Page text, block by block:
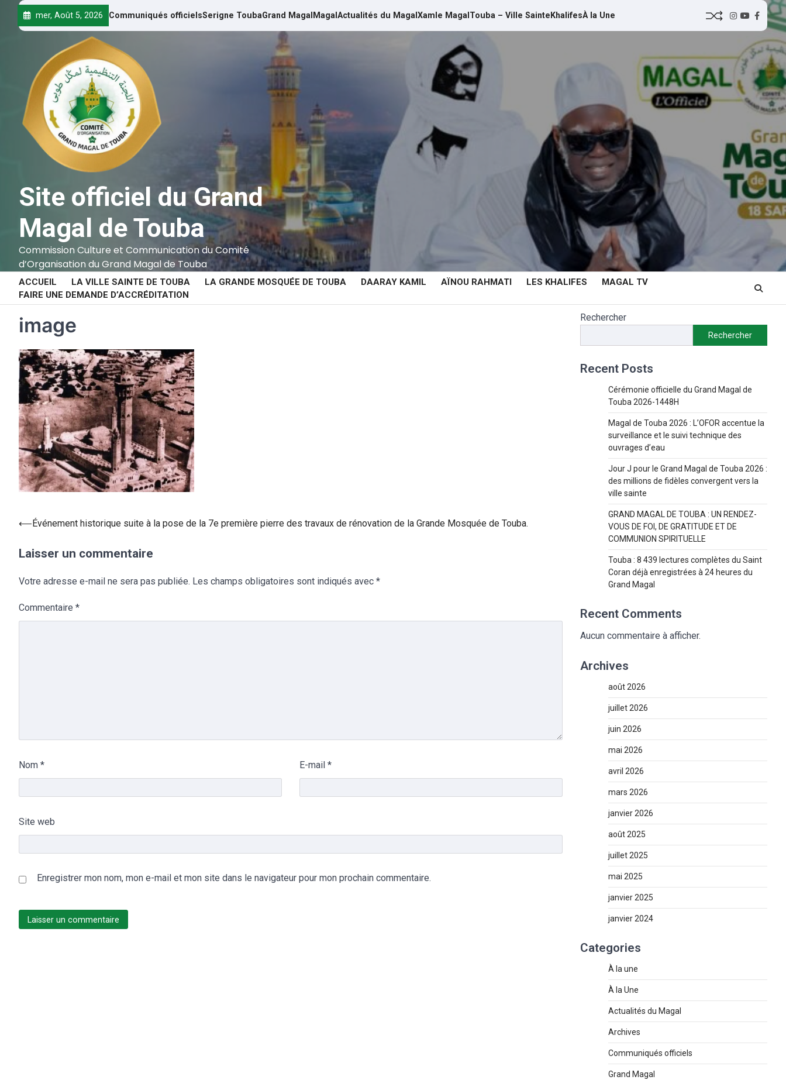
mer, Août 5, 2026 Communiqués officielsSerigne ToubaGrand Magal Magal Actualités du Magal Xamle Magal Touba – Ville Sainte KhalifesÀ la Une
Site officiel du Grand
Magal de Touba
Commission Culture et Communication du Comité
d’Organisation du Grand Magal de Touba
ACCUEIL LA VILLE SAINTE DE TOUBA LA GRANDE MOSQUÉE DE TOUBA DAARAY KAMIL AÏNOU RAHMATI LES KHALIFES
MAGAL TV
FAIRE UNE DEMANDE D’ACCRÉDITATION
image
⟵Événement historique suite à la pose de la 7e première pierre des travaux de rénovation de la Grande Mosquée de Touba.
Laisser un commentaire
Votre adresse e-mail ne sera pas publiée. Les champs obligatoires sont indiqués avec *
Commentaire *
Nom * E-mail *
Site web
Enregistrer mon nom, mon e-mail et mon site dans le navigateur pour mon prochain commentaire.
Rechercher
Rechercher
Recent Posts
Cérémonie officielle du Grand Magal de
Touba 2026-1448H
Magal de Touba 2026 : L’OFOR accentue la
surveillance et le suivi technique des
ouvrages d’eau
Jour J pour le Grand Magal de Touba 2026 :
des millions de fidèles convergent vers la
ville sainte
GRAND MAGAL DE TOUBA : UN RENDEZ-
VOUS DE FOI, DE GRATITUDE ET DE
COMMUNION SPIRITUELLE
Touba : 8 439 lectures complètes du Saint
Coran déjà enregistrées à 24 heures du
Grand Magal
Recent Comments
Aucun commentaire à afficher.
Archives
août 2026
juillet 2026
juin 2026
mai 2026
avril 2026
mars 2026
janvier 2026
août 2025
juillet 2025
mai 2025
janvier 2025
janvier 2024
Categories
À la une
À la Une
Actualités du Magal
Archives
Communiqués officiels
Grand Magal